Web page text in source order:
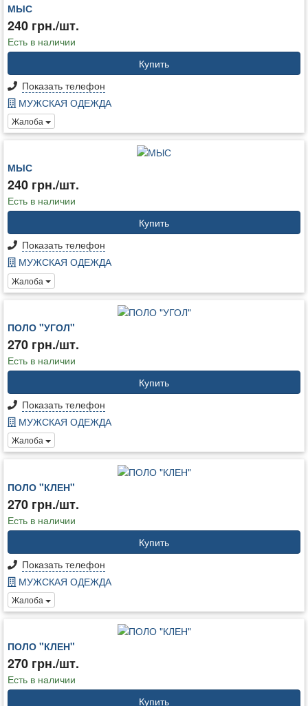
МЫС
240 грн./шт.
Есть в наличии
Купить
Показать телефон
МУЖСКАЯ ОДЕЖДА
Жалоба
МЫС
240 грн./шт.
Есть в наличии
Купить
Показать телефон
МУЖСКАЯ ОДЕЖДА
Жалоба
ПОЛО "УГОЛ"
270 грн./шт.
Есть в наличии
Купить
Показать телефон
МУЖСКАЯ ОДЕЖДА
Жалоба
ПОЛО "КЛЕН"
270 грн./шт.
Есть в наличии
Купить
Показать телефон
МУЖСКАЯ ОДЕЖДА
Жалоба
ПОЛО "КЛЕН"
270 грн./шт.
Есть в наличии
Купить